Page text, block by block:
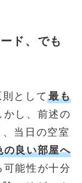
ド、でも
則として最も
かし、前述の
、当日の空室
の良い部屋へ
可能性が十分